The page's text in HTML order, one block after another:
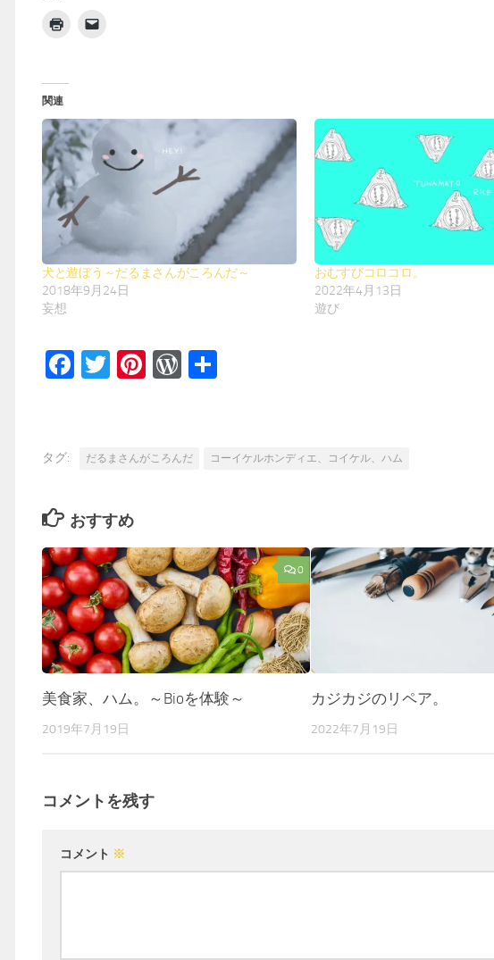
関連
犬と遊ぼう～だるまさんがころんだ～
2018年9月24日
妄想
おむすびコロコロ。
2022年4月13日
遊び
Facebook
Twitter
Pinterest
WordPress
タグ: だるまさんがころんだ コーイケルホンディエ、コイケル、ハム
おすすめ
0
美食家、ハム。～Bioを体験～
2019年7月19日
カジカジのリペア。
2022年7月19日
コメントを残す
コメント ※